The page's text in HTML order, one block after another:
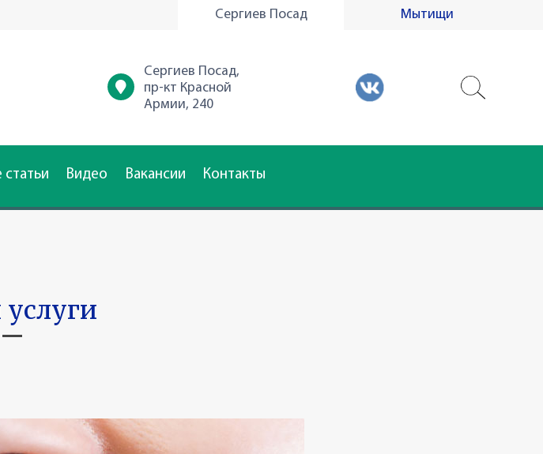
Сергиев Посад Мытищи
Сергиев Посад,
пр-кт Красной
Армии, 240
статьи Видео Вакансии Контакты